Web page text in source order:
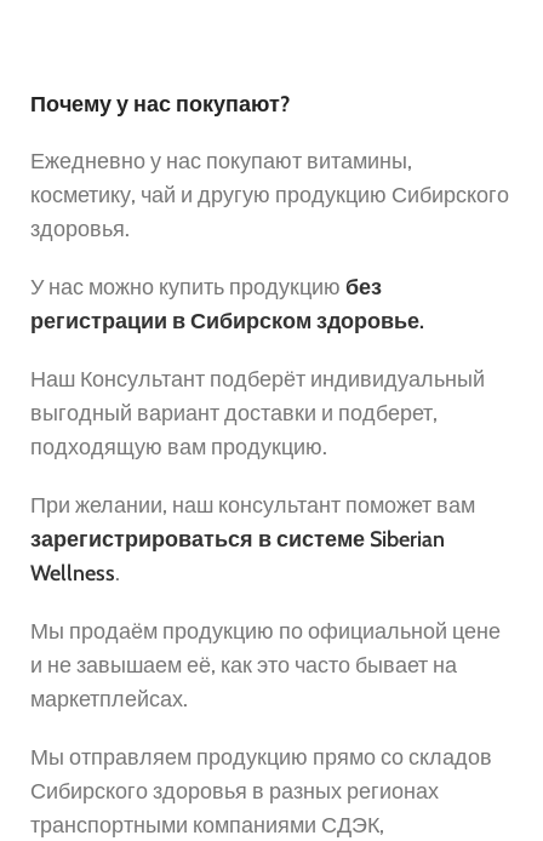
Почему у нас покупают?
Ежедневно у нас покупают витамины,
косметику, чай и другую продукцию Сибирского
здоровья.
У нас можно купить продукцию без
регистрации в Сибирском здоровье.
Наш Консультант подберёт индивидуальный
выгодный вариант доставки и подберет,
подходящую вам продукцию.
При желании, наш консультант поможет вам
зарегистрироваться в системе Siberian
Wellness.
Мы продаём продукцию по официальной цене
и не завышаем её, как это часто бывает на
маркетплейсах.
Мы отправляем продукцию прямо со складов
Сибирского здоровья в разных регионах
транспортными компаниями СДЭК,